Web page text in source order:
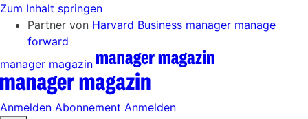
Zum Inhalt springen
Partner von Harvard Business manager manage
forward
manager magazin
Anmelden Abonnement Anmelden